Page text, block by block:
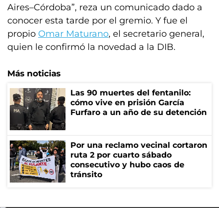
Aires–Córdoba”, reza un comunicado dado a
conocer esta tarde por el gremio. Y fue el
propio Omar Maturano, el secretario general,
quien le confirmó la novedad a la DIB.
Más noticias
Las 90 muertes del fentanilo:
cómo vive en prisión García
Furfaro a un año de su detención
Por una reclamo vecinal cortaron
ruta 2 por cuarto sábado
consecutivo y hubo caos de
tránsito